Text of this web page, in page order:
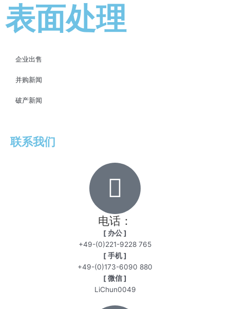
表面处理
企业出售
并购新闻
破产新闻
联系我们
电话：
[ 办公 ]
+49-(0)221-9228 765
[ 手机 ]
+49-(0)173-6090 880
[ 微信 ]
LiChun0049